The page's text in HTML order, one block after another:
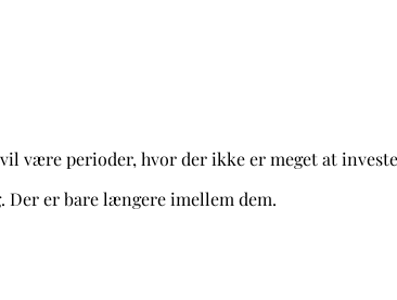
være perioder, hvor der ikke er meget at
er bare længere imellem dem.